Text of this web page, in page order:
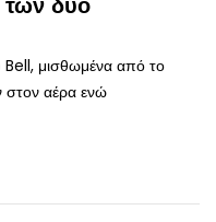
των δύο
Bell, μισθωμένα από το
στον αέρα ενώ